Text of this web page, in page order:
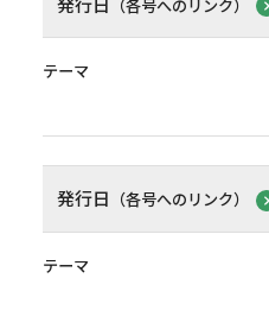
（各号へのリンク）
テーマ
発行日 （各号へのリンク）
テーマ